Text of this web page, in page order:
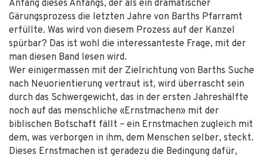
Anfang dieses Anfangs, der als ein dramatischer
Gärungsprozess die letzten Jahre von Barths Pfarramt
erfüllte. Was wird von diesem Prozess auf der Kanzel
spürbar? Das ist wohl die interessanteste Frage, mit der
man diesen Band lesen wird.
Wer einigermassen mit der Zielrichtung von Barths Suche
nach Neuorientierung vertraut ist, wird überrascht sein
durch das Schwergewicht, das in der ersten Jahreshälfte
noch auf das menschliche «Ernstmachen» mit der
biblischen Botschaft fällt – ein Ernstmachen zugleich mit
dem, was verborgen in ihm, dem Menschen selber, steckt.
Dieses Ernstmachen ist geradezu die Bedingung dafür,